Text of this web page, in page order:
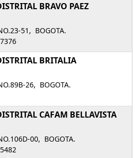
BRAVO PAEZ
51, BOGOTA.
BRITALIA
26, BOGOTA.
CAFAM BELLAVISTA
00, BOGOTA.